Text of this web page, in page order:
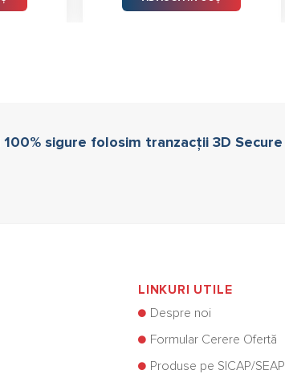
sigure folosim tranzacții 3D Secure
LINKURI UTILE
Despre noi
Formular Cerere Ofertă
Produse pe SICAP/SEAP